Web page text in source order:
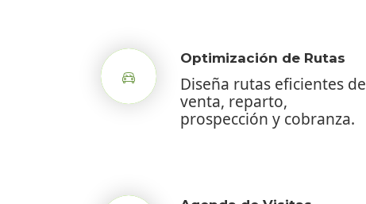
Optimización de Rutas
Diseña rutas eficientes de
venta, reparto,
prospección y cobranza.